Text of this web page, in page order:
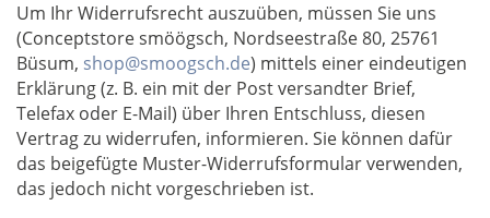
Um Ihr Widerrufsrecht auszuüben, müssen Sie uns
(Conceptstore smöögsch, Nordseestraße 80, 25761
Büsum, shop@smoogsch.de) mittels einer eindeutigen
Erklärung (z. B. ein mit der Post versandter Brief,
Telefax oder E-Mail) über Ihren Entschluss, diesen
Vertrag zu widerrufen, informieren. Sie können dafür
das beigefügte Muster-Widerrufsformular verwenden,
das jedoch nicht vorgeschrieben ist.